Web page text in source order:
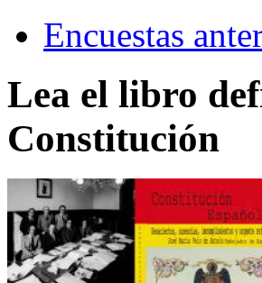
Encuestas
Lea el libro
Constitución